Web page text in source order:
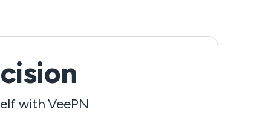
como el malware y el ransomware. En este
artículo, conocerás los peligros del spyware,
garantizar una protección sólida contra el
with VeePN